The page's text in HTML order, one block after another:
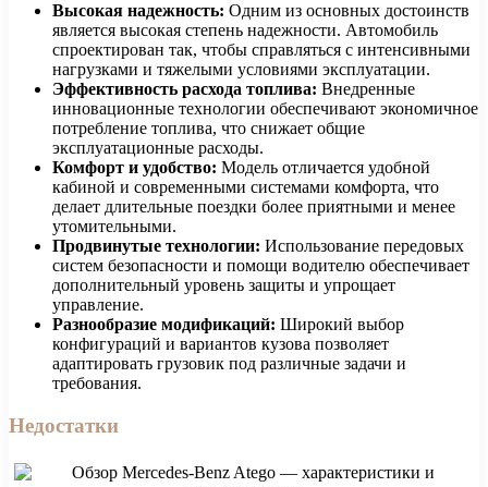
Высокая надежность: Одним из основных достоинств
является высокая степень надежности. Автомобиль
спроектирован так, чтобы справляться с интенсивными
нагрузками и тяжелыми условиями эксплуатации.
Эффективность расхода топлива: Внедренные
инновационные технологии обеспечивают экономичное
потребление топлива, что снижает общие
эксплуатационные расходы.
Комфорт и удобство: Модель отличается удобной
кабиной и современными системами комфорта, что
делает длительные поездки более приятными и менее
утомительными.
Продвинутые технологии: Использование передовых
систем безопасности и помощи водителю обеспечивает
дополнительный уровень защиты и упрощает
управление.
Разнообразие модификаций: Широкий выбор
конфигураций и вариантов кузова позволяет
адаптировать грузовик под различные задачи и
требования.
Недостатки